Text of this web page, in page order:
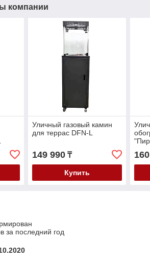
компании
Уличный газовый камин
для террас DFN-L
149 990₸
Купить
за последний год